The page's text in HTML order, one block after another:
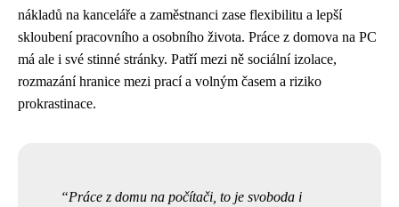
nákladů na kanceláře a zaměstnanci zase flexibilitu a lepší
skloubení pracovního a osobního života. Práce z domova na PC
má ale i své stinné stránky. Patří mezi ně sociální izolace,
rozmazání hranice mezi prací a volným časem a riziko
prokrastinace.
Práce z domu na počítači, to je svoboda i